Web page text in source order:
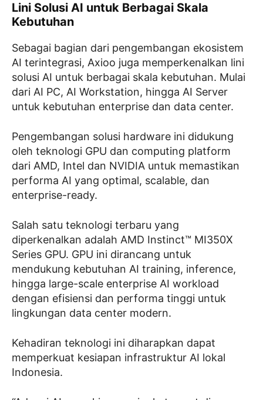
Lini Solusi AI untuk Berbagai Skala
Kebutuhan
Sebagai bagian dari pengembangan ekosistem
AI terintegrasi, Axioo juga memperkenalkan lini
solusi AI untuk berbagai skala kebutuhan. Mulai
dari AI PC, AI Workstation, hingga AI Server
untuk kebutuhan enterprise dan data center.
Pengembangan solusi hardware ini didukung
oleh teknologi GPU dan computing platform
dari AMD, Intel dan NVIDIA untuk memastikan
performa AI yang optimal, scalable, dan
enterprise-ready.
Salah satu teknologi terbaru yang
diperkenalkan adalah AMD Instinct™ MI350X
Series GPU. GPU ini dirancang untuk
mendukung kebutuhan AI training, inference,
hingga large-scale enterprise AI workload
dengan efisiensi dan performa tinggi untuk
lingkungan data center modern.
Kehadiran teknologi ini diharapkan dapat
memperkuat kesiapan infrastruktur AI lokal
Indonesia.